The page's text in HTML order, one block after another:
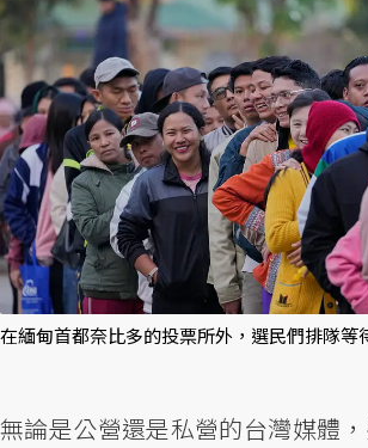
在緬甸首都奈比多的投票所外，選民們排隊等
無論是公營還是私營的台灣媒體